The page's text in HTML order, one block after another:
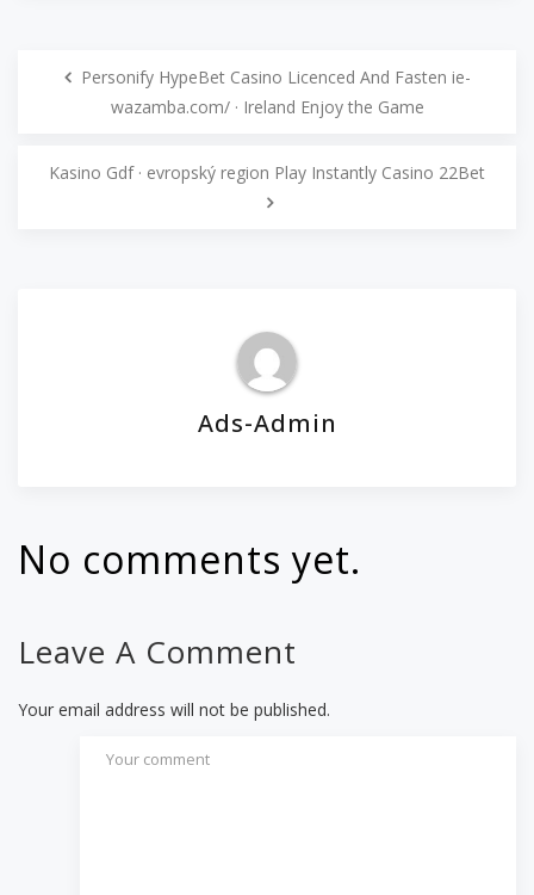
Personify HypeBet Casino Licenced And Fasten ie-
wazamba.com/ · Ireland Enjoy the Game
Kasino Gdf · evropský region Play Instantly Casino 22Bet
Ads-Admin
No comments yet.
Leave A Comment
Your email address will not be published.